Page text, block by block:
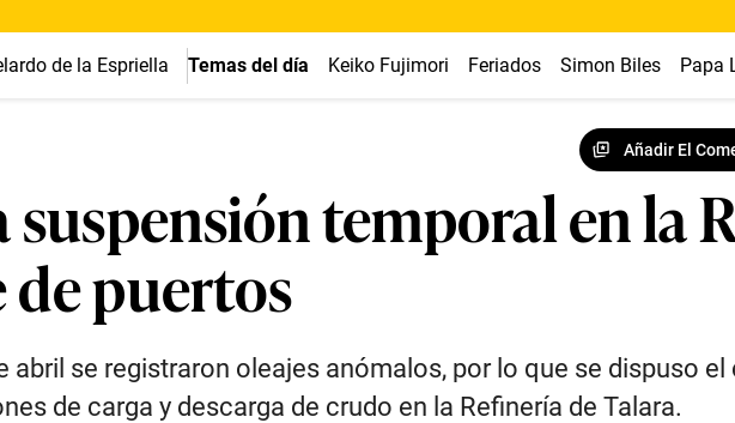
de la Espriella Temas del día Keiko Fujimori Feriados Simon Biles Papa
Añadir El
temporal en la
de puertos
se registraron oleajes anómalos, por lo que se dispuso el
de carga y descarga de crudo en la Refinería de Talara.